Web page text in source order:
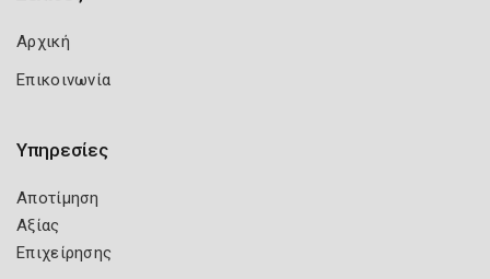
Αρχική
Επικοινωνία
Υπηρεσίες
Αποτίμηση
Αξίας
Επιχείρησης